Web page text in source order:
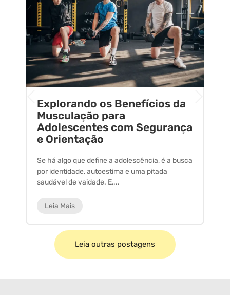
Explorando os Benefícios da
Musculação para
Adolescentes com Segurança
e Orientação
Se há algo que define a adolescência, é a busca
por identidade, autoestima e uma pitada
saudável de vaidade. E,...
Leia Mais
Leia outras postagens